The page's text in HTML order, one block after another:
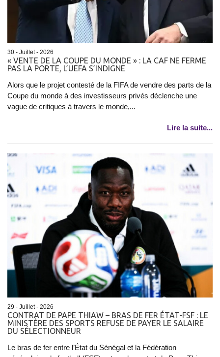
30 - Juillet - 2026
« VENTE DE LA COUPE DU MONDE » : LA CAF NE FERME
PAS LA PORTE, L’UEFA S’INDIGNE
Alors que le projet contesté de la FIFA de vendre des parts de la
Coupe du monde à des investisseurs privés déclenche une
vague de critiques à travers le monde,...
Lire la suite...
29 - Juillet - 2026
CONTRAT DE PAPE THIAW – BRAS DE FER ÉTAT-FSF : LE
MINISTÈRE DES SPORTS REFUSE DE PAYER LE SALAIRE
DU SÉLECTIONNEUR
Le bras de fer entre l’État du Sénégal et la Fédération